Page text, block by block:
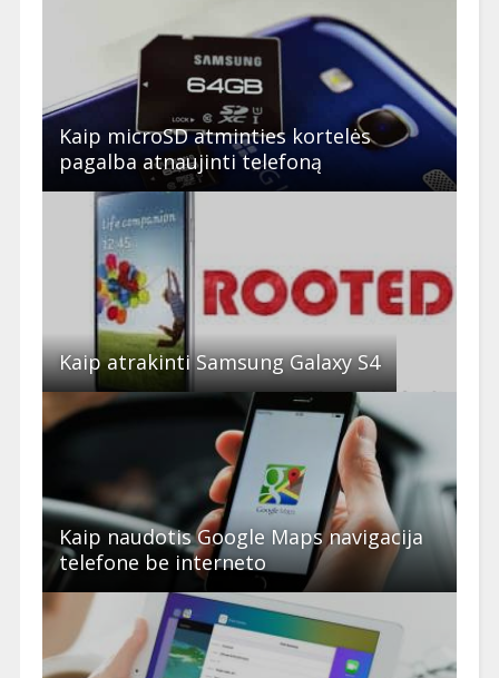
Kaip microSD atminties kortelės
pagalba atnaujinti telefoną
Kaip atrakinti Samsung Galaxy S4
Kaip naudotis Google Maps navigacija
telefone be interneto